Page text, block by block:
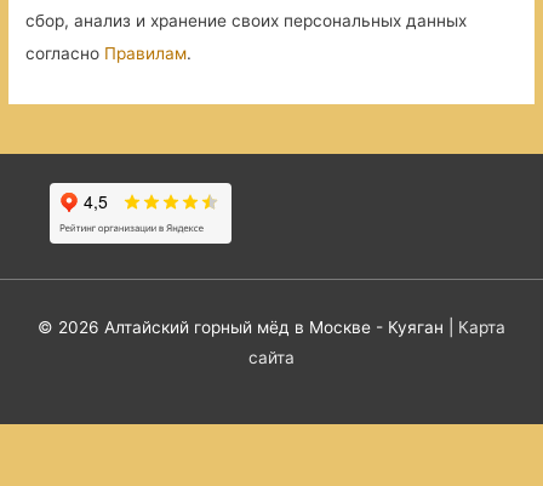
сбор, анализ и хранение своих персональных данных
согласно Правилам.
© 2026 Алтайский горный мёд в Москве - Куяган
Карта
сайта